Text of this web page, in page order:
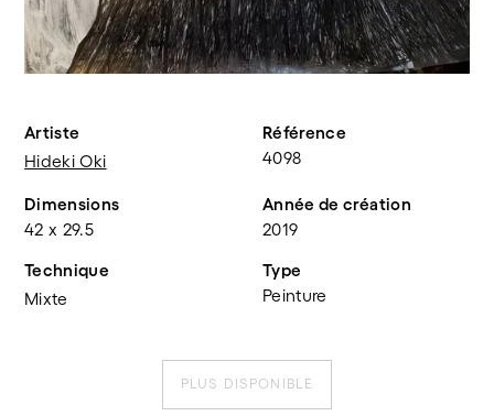
Artiste
Hideki Oki
Référence
4098
Dimensions
42 x 29.5
Année de création
2019
Technique
Mixte
Type
Peinture
PLUS DISPONIBLE